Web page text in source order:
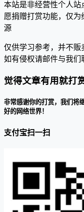
本站是非经营性个人站
愿捐赠打赏功能，仅
源
仅供学习参考，并不贩
如有侵权请邮件与我们
觉得文章有用就打
非常感谢你的打赏，我们将
好的网络世界！
支付宝扫一扫